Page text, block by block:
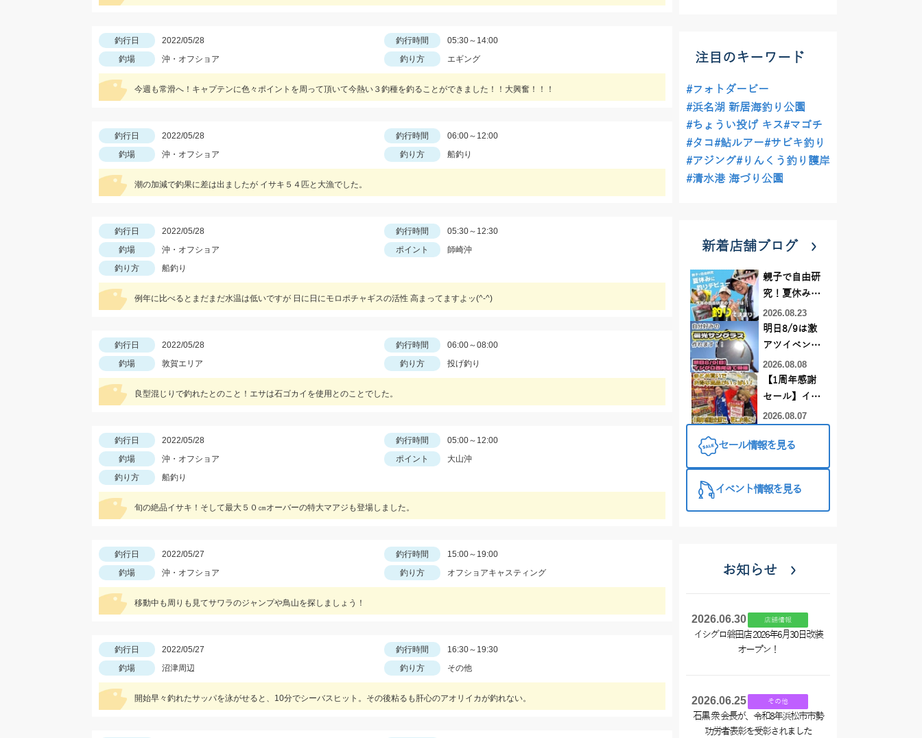
釣行日 2022/05/28 釣行時間
05:30～14:00
釣場
沖・オフショア 釣り方 エギング
今週も常滑へ！キャプテンに色々ポイントを周って頂いて今熱い３釣種を釣ることができました！！大興奮！！！
釣行日 2022/05/28 釣行時間
06:00～12:00
釣場
沖・オフショア 釣り方 船釣り
潮の加減で釣果に差は出ましたが イサキ５４匹と大漁でした。
釣行日 2022/05/28 釣行時間
05:30～12:30
釣場
沖・オフショア ポイント
師崎沖
釣り方
船釣り
例年に比べるとまだまだ水温は低いですが 日に日にモロポチャギスの活性 高まってますよッ(^-^)
釣行日 2022/05/28 釣行時間
06:00～08:00
釣場
敦賀エリア 釣り方 投げ釣り
良型混じりで釣れたとのこと！エサは石ゴカイを使用とのことでした。
釣行日 2022/05/28 釣行時間
05:00～12:00
釣場
沖・オフショア ポイント
大山沖
釣り方
船釣り
旬の絶品イサキ！そして最大５０㎝オーバーの特大マアジも登場しました。
釣行日 2022/05/27 釣行時間
15:00～19:00
釣場
沖・オフショア 釣り方 オフショアキャスティング
移動中も周りも見てサワラのジャンプや鳥山を探しましょう！
釣行日 2022/05/27 釣行時間
16:30～19:30
釣場
沼津周辺 釣り方 その他
開始早々釣れたサッパを泳がせると、10分でシーバスヒット。その後粘るも肝心のアオリイカが釣れない。
注目のキーワード
#フォトダービー
#浜名湖 新居海釣り公園
#ちょうい投げ キス#マゴチ
#タコ#鮎ルアー#サビキ釣り
#アジング#りんくう釣り護岸
#清水港 海づり公園
新着店舗ブログ
親子で自由研
究！夏休みに
釣りデビュー
2026.08.23
明日8/9は激
アツイベント
日！！！～オ
ーダー偏光グ
ラス受注会～
2026.08.08
【1周年感謝
セール】イカ
メタルスッ
仕掛けがまと
トでお買い
得！
2026.08.07
セール情報を見る
イベント情報を見る
お知らせ
2026.06.30 店舗情報
イシグロ磐田店 2026年6月30日改装
オープン！
2026.06.25 その他
石黒 衆 会長が、令和8年浜松市市勢
功労者表彰を受彰されました